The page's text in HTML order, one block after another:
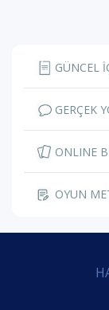
GÜNCEL
GERÇEK
ONLINE
OYUN